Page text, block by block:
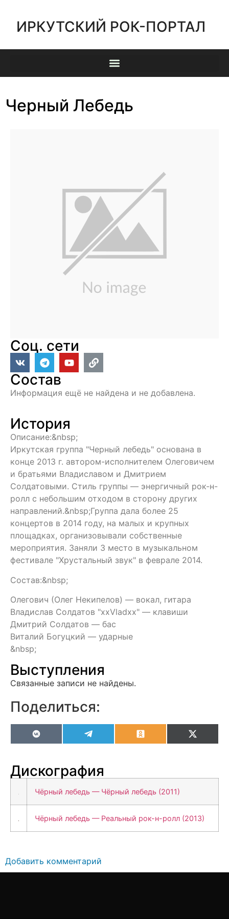
ИРКУТСКИЙ РОК-ПОРТАЛ
Черный Лебедь
Соц. сети
Состав
Информация ещё не найдена и не добавлена.
История
Описание:&nbsp;
Иркутская группа "Черный лебедь" основана в
конце 2013 г. автором-исполнителем Олеговичем
и братьями Владиславом и Дмитрием
Солдатовыми. Стиль группы — энергичный рок-н-
ролл с небольшим отходом в сторону других
направлений.&nbsp;Группа дала более 25
концертов в 2014 году, на малых и крупных
площадках, организовывали собственные
мероприятия. Заняли 3 место в музыкальном
фестивале "Хрустальный звук" в феврале 2014.
Состав:&nbsp;
Олегович (Олег Некипелов) — вокал, гитара
Владислав Солдатов "xxVladxx" — клавиши
Дмитрий Солдатов — бас
Виталий Богуцкий — ударные
&nbsp;
Выступления
Связанные записи не найдены.
Поделиться:
VK OdnoklassnikiX
Дискография
Чёрный лебедь — Чёрный лебедь (2011)
Чёрный лебедь — Реальный рок-н-ролл (2013)
Добавить комментарий